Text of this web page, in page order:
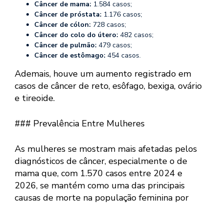
Câncer de mama: 1.584 casos;
Câncer de próstata: 1.176 casos;
Câncer de cólon: 728 casos;
Câncer do colo do útero: 482 casos;
Câncer de pulmão: 479 casos;
Câncer de estômago: 454 casos.
Ademais, houve um aumento registrado em
casos de câncer de reto, esôfago, bexiga, ovário
e tireoide.
### Prevalência Entre Mulheres
As mulheres se mostram mais afetadas pelos
diagnósticos de câncer, especialmente o de
mama que, com 1.570 casos entre 2024 e
2026, se mantém como uma das principais
causas de morte na população feminina por